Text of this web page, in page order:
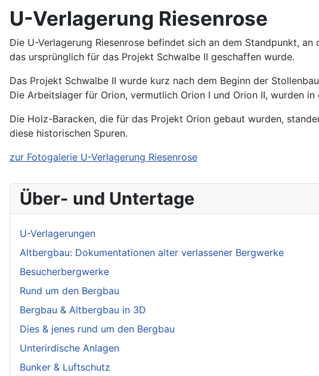
U-Verlagerung Riesenrose
Die U-Verlagerung Riesenrose befindet sich an dem Standpunkt,
das ursprünglich für das Projekt Schwalbe II geschaffen wurde.
Das Projekt Schwalbe II wurde kurz nach dem Beginn der
Die Arbeitslager für Orion, vermutlich Orion I und Orion II, wurden
Die Holz-Baracken, die für das Projekt Orion gebaut wurden,
diese historischen Spuren.
zur Fotogalerie U-Verlagerung Riesenrose
Über- und Untertage
U-Verlagerungen
Altbergbau: Dokumentationen alter verlassener Bergwerke
Besucherbergwerke
Rund um den Bergbau
Bergbau & Altbergbau in 3D
Dies & jenes rund um den Bergbau
Unterirdische Anlagen
Bunker & Luftschutz